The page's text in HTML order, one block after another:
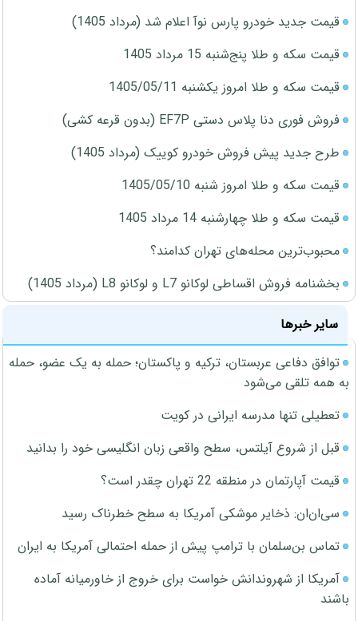
قیمت جدید خودرو پارس نوآ اعلام شد (مرداد 1405)
قیمت سکه و طلا پنج‌شنبه 15 مرداد 1405
قیمت سکه و طلا امروز یکشنبه 1405/05/11
فروش فوری دنا پلاس دستی EF7P (بدون قرعه کشی)
طرح جدید پیش فروش خودرو کوییک (مرداد 1405)
قیمت سکه و طلا امروز شنبه 1405/05/10
قیمت سکه و طلا چهارشنبه 14 مرداد 1405
محبوب‌ترین محله‌های تهران کدامند؟
بخشنامه فروش اقساطی لوکانو L7 و لوکانو L8 (مرداد 1405)
سایر خبرها
توافق دفاعی عربستان، ترکیه و پاکستان؛ حمله به یک عضو، حمله
به همه تلقی می‌شود
تعطیلی تنها مدرسه ایرانی در کویت
قبل از شروع آیلتس، سطح واقعی زبان انگلیسی خود را بدانید
قیمت آپارتمان در منطقه 22 تهران چقدر است؟
سی‌ان‌ان: ذخایر موشکی آمریکا به سطح خطرناک رسید
تماس بن‌سلمان با ترامپ پیش از حمله احتمالی آمریکا به ایران
آمریکا از شهروندانش خواست برای خروج از خاورمیانه آماده
باشند